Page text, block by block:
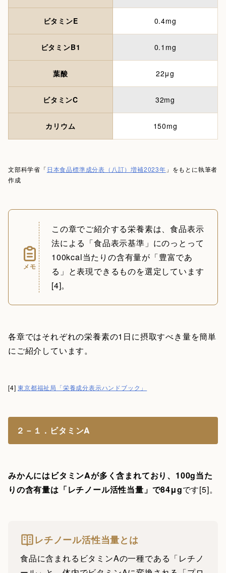
ビタミンE 0.4mg
ビタミンB1 0.1mg
葉酸 22μg
ビタミンC 32mg
カリウム 150mg
文部科学省「 日本食品標準成分表（八訂）増補2023年 」をもとに執筆者
作成
メモ
この章でご紹介する栄養素は、食品表示
法による「食品表示基準」にのっとって
100kcal当たりの含有量が「豊富であ
る」と表現できるものを選定しています
[4]。
各章ではそれぞれの栄養素の1日に摂取すべき量を簡単
にご紹介しています。
[4]東京都福祉局「栄養成分表示ハンドブック」
２－１．ビタミンA
みかんにはビタミンAが多く含まれており、100g当た
りの含有量は「レチノール活性当量」で84μgです[5]。
レチノール活性当量とは
食品に含まれるビタミンAの一種である「レチノ